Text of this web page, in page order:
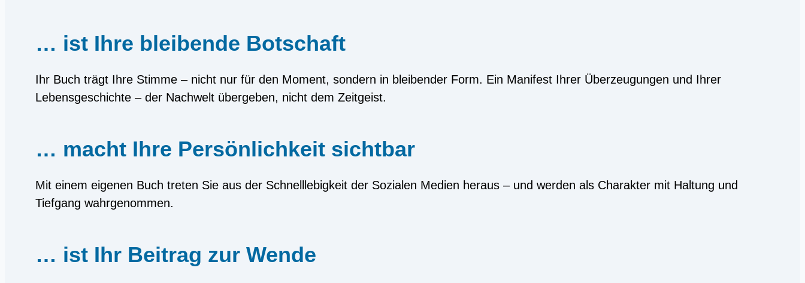
… ist Ihre bleibende Botschaft
Ihr Buch trägt Ihre Stimme – nicht nur für den Moment, sondern in bleibender Form. Ein Manifest Ihrer Überzeugungen und Ihrer
Lebensgeschichte – der Nachwelt übergeben, nicht dem Zeitgeist.
… macht Ihre Persönlichkeit sichtbar
Mit einem eigenen Buch treten Sie aus der Schnelllebigkeit der Sozialen Medien heraus – und werden als Charakter mit Haltung und
Tiefgang wahrgenommen.
… ist Ihr Beitrag zur Wende